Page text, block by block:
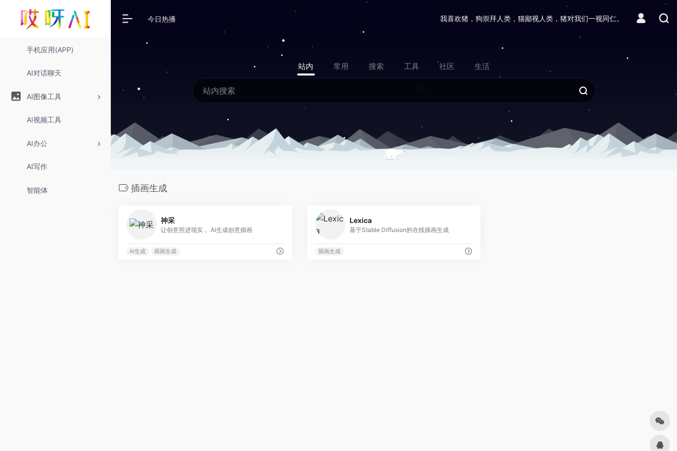
手机应用(APP)
AI对话聊天
AI图像工具
AI视频工具
AI办公
AI写作
智能体
今日热播 我喜欢猪，狗崇拜人类，猫鄙视人类，猪对我们一视同仁。
站内 常用 搜索 工具 社区 生活
插画生成
神采
让创意照进现实， AI生成创意插画
AI生成 插画生成
Lexica
基于Stable Diffusion的在线插画生成
插画生成